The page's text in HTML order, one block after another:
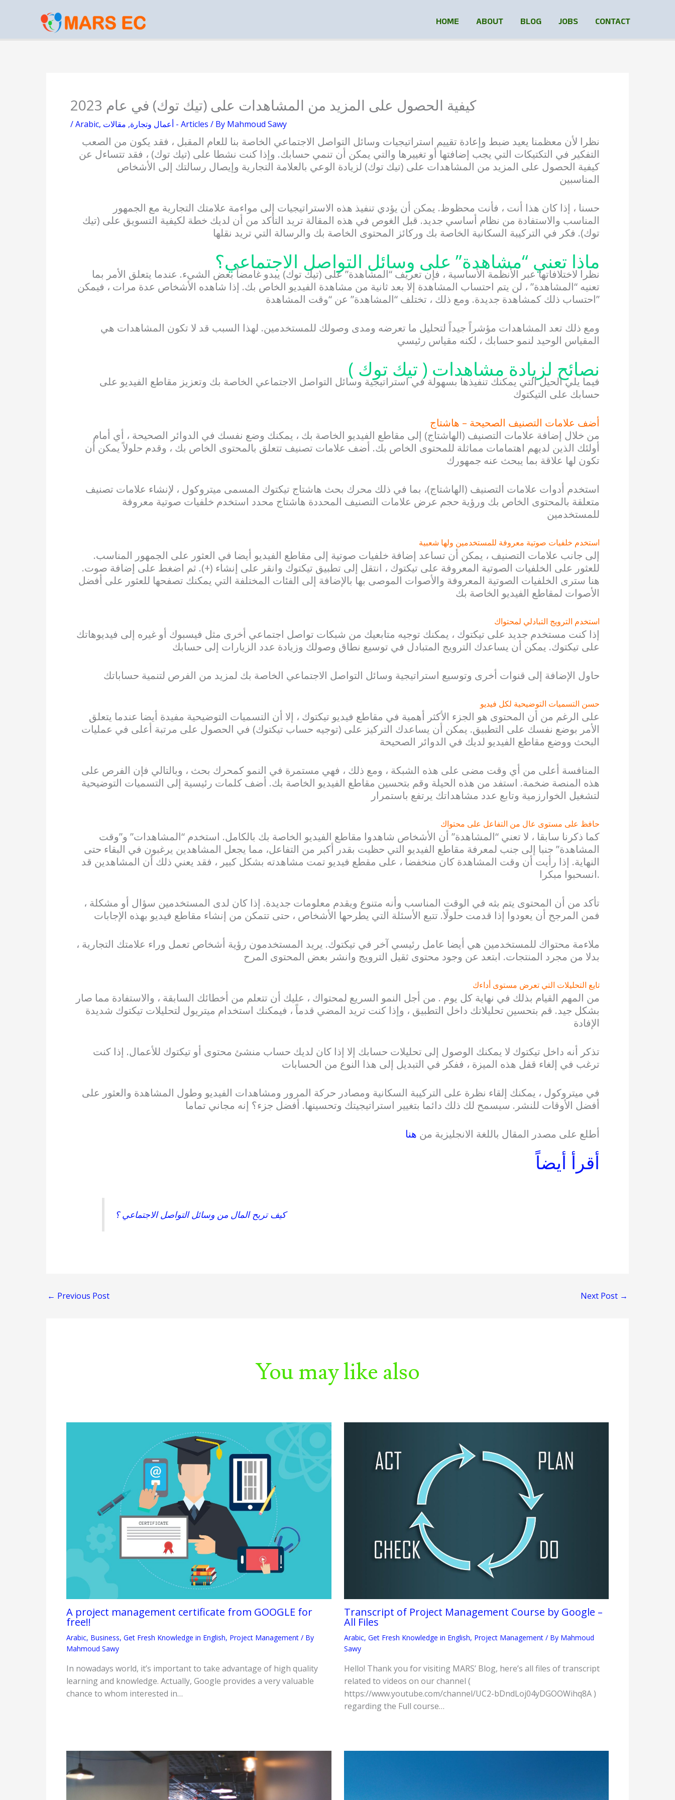
HOME ABOUT BLOG JOBS CONTACT
كيفية الحصول على المزيد من المشاهدات على (تيك توك) في عام 2023
/Arabic, أعمال وتجارة, مقالات - Articles / By Mahmoud Sawy
نظرا لأن معظمنا يعيد ضبط وإعادة تقييم استراتيجيات وسائل التواصل الاجتماعي الخاصة بنا للعام المقبل ، فقد يكون من الصعب
التفكير في التكتيكات التي يجب إضافتها أو تغييرها والتي يمكن أن تنمي حسابك. وإذا كنت نشطا على (تيك توك) ، فقد تتساءل عن
كيفية الحصول على المزيد من المشاهدات على (تيك توك) لزيادة الوعي بالعلامة التجارية وإيصال رسالتك إلى الأشخاص
المناسبين
حسنا ، إذا كان هذا أنت ، فأنت محظوظ. يمكن أن يؤدي تنفيذ هذه الاستراتيجيات إلى مواءمة علامتك التجارية مع الجمهور
المناسب والاستفادة من نظام أساسي جديد. قبل الغوص في هذه المقالة تريد التأكد من أن لديك خطة لكيفية التسويق على (تيك
توك). فكر في التركيبة السكانية الخاصة بك وركائز المحتوى الخاصة بك والرسالة التي تريد نقلها
ماذا تعني “مشاهدة” على وسائل التواصل الاجتماعي؟
نظرا لاختلافاتها عبر الأنظمة الأساسية ، فإن تعريف “المشاهدة” على (تيك توك) يبدو غامضاً بعض الشيء. عندما يتعلق الأمر بما
تعنيه “المشاهدة” ، لن يتم احتساب المشاهدة إلا بعد ثانية من مشاهدة الفيديو الخاص بك. إذا شاهده الأشخاص عدة مرات ، فيمكن
احتساب ذلك كمشاهدة جديدة. ومع ذلك ، تختلف “المشاهدة” عن “وقت المشاهدة”
ومع ذلك تعد المشاهدات مؤشراً جيداً لتحليل ما تعرضه ومدى وصولك للمستخدمين. لهذا السبب قد لا تكون المشاهدات هي
المقياس الوحيد لنمو حسابك ، لكنه مقياس رئيسي
نصائح لزيادة مشاهدات ( تيك توك )
فيما يلي الحيل التي يمكنك تنفيذها بسهولة في استراتيجية وسائل التواصل الاجتماعي الخاصة بك وتعزيز مقاطع الفيديو على
حسابك على التيكتوك
أضف علامات التصنيف الصحيحة – هاشتاج
من خلال إضافة علامات التصنيف (الهاشتاج) إلى مقاطع الفيديو الخاصة بك ، يمكنك وضع نفسك في الدوائر الصحيحة ، أي أمام
أولئك الذين لديهم اهتمامات مماثلة للمحتوى الخاص بك. أضف علامات تصنيف تتعلق بالمحتوى الخاص بك ، وقدم حلولاً يمكن أن
تكون لها علاقة بما يبحث عنه جمهورك
استخدم أدوات علامات التصنيف (الهاشتاج)، بما في ذلك محرك بحث هاشتاج تيكتوك المسمى ميتروكول ، لإنشاء علامات تصنيف
متعلقة بالمحتوى الخاص بك ورؤية حجم عرض علامات التصنيف المحددة هاشتاج محدد استخدم خلفيات صوتية معروفة
للمستخدمين
استخدم خلفيات صوتية معروفة للمستخدمين ولها شعبية
إلى جانب علامات التصنيف ، يمكن أن تساعد إضافة خلفيات صوتية إلى مقاطع الفيديو أيضا في العثور على الجمهور المناسب.
للعثور على الخلفيات الصوتية المعروفة على تيكتوك ، انتقل إلى تطبيق تيكتوك وانقر على إنشاء (+). ثم اضغط على إضافة صوت.
هنا سترى الخلفيات الصوتية المعروفة والأصوات الموصى بها بالإضافة إلى الفئات المختلفة التي يمكنك تصفحها للعثور على أفضل
الأصوات لمقاطع الفيديو الخاصة بك
استخدم الترويج التبادلي لمحتواك
إذا كنت مستخدم جديد على تيكتوك ، يمكنك توجيه متابعيك من شبكات تواصل اجتماعي أخرى مثل فيسبوك أو غيره إلى فيديوهاتك
على تيكتوك. يمكن أن يساعدك الترويج المتبادل في توسيع نطاق وصولك وزيادة عدد الزيارات إلى حسابك
حاول الإضافة إلى قنوات أخرى وتوسيع استراتيجية وسائل التواصل الاجتماعي الخاصة بك لمزيد من الفرص لتنمية حساباتك
حسن التسميات التوضيحية لكل فيديو
على الرغم من أن المحتوى هو الجزء الأكثر أهمية في مقاطع فيديو تيكتوك ، إلا أن التسميات التوضيحية مفيدة أيضا عندما يتعلق
الأمر بوضع نفسك على التطبيق. يمكن أن يساعدك التركيز على (توجيه حساب تيكتوك) في الحصول على مرتبة أعلى في عمليات
البحث ووضع مقاطع الفيديو لديك في الدوائر الصحيحة
المنافسة أعلى من أي وقت مضى على هذه الشبكة ، ومع ذلك ، فهي مستمرة في النمو كمحرك بحث ، وبالتالي فإن الفرص على
هذه المنصة ضخمة. استفد من هذه الحيلة وقم بتحسين مقاطع الفيديو الخاصة بك. أضف كلمات رئيسية إلى التسميات التوضيحية
لتشغيل الخوارزمية وتابع عدد مشاهداتك يرتفع باستمرار
حافظ على مستوى عال من التفاعل على محتواك
كما ذكرنا سابقا ، لا تعني “المشاهدة” أن الأشخاص شاهدوا مقاطع الفيديو الخاصة بك بالكامل. استخدم “المشاهدات” و”وقت
المشاهدة” جنبا إلى جنب لمعرفة مقاطع الفيديو التي حظيت بقدر أكبر من التفاعل، مما يجعل المشاهدين يرغبون في البقاء حتى
النهاية. إذا رأيت أن وقت المشاهدة كان منخفضا ، على مقطع فيديو تمت مشاهدته بشكل كبير ، فقد يعني ذلك أن المشاهدين قد
انسحبوا مبكرا.
تأكد من أن المحتوى يتم بثه في الوقت المناسب وأنه متنوع ويقدم معلومات جديدة. إذا كان لدى المستخدمين سؤال أو مشكلة ،
فمن المرجح أن يعودوا إذا قدمت حلولًا. تتبع الأسئلة التي يطرحها الأشخاص ، حتى تتمكن من إنشاء مقاطع فيديو بهذه الإجابات
ملاءمة محتواك للمستخدمين هي أيضا عامل رئيسي آخر في تيكتوك. يريد المستخدمون رؤية أشخاص تعمل وراء علامتك التجارية ،
بدلا من مجرد المنتجات. ابتعد عن وجود محتوى ثقيل الترويج وانشر بعض المحتوى المرح
تايع التحليلات التي تعرض مستوى أداءك
من المهم القيام بذلك في نهاية كل يوم . من أجل النمو السريع لمحتواك ، عليك أن تتعلم من أخطائك السابقة ، والاستفادة مما صار
بشكل جيد. قم بتحسين تحليلاتك داخل التطبيق ، وإذا كنت تريد المضي قدماً ، فيمكنك استخدام ميتريول لتحليلات تيكتوك شديدة
الإفادة
تذكر أنه داخل تيكتوك لا يمكنك الوصول إلى تحليلات حسابك إلا إذا كان لديك حساب منشئ محتوى أو تيكتوك للأعمال. إذا كنت
ترغب في إلغاء قفل هذه الميزة ، ففكر في التبديل إلى هذا النوع من الحسابات
في ميتروكول ، يمكنك إلقاء نظرة على التركيبة السكانية ومصادر حركة المرور ومشاهدات الفيديو وطول المشاهدة والعثور على
أفضل الأوقات للنشر. سيسمح لك ذلك دائما بتغيير استراتيجيتك وتحسينها. أفضل جزء؟ إنه مجاني تماما
أطلع على مصدر المقال باللغة الانجليزية من هنا
أقرأ أيضاً
كيف تربح المال من وسائل التواصل الاجتماعي ؟
← Previous Post Next Post →
You may like also
A project management certificate from GOOGLE for
free!!
Arabic, Business, Get Fresh Knowledge in English, Project Management / By
Mahmoud Sawy
In nowadays world, it’s important to take advantage of high quality
learning and knowledge. Actually, Google provides a very valuable
chance to whom interested in…
Transcript of Project Management Course by Google –
All Files
Arabic, Get Fresh Knowledge in English, Project Management/ By Mahmoud
Sawy
Hello! Thank you for visiting MARS’ Blog, here’s all files of transcript
related to videos on our channel (
https://www.youtube.com/channel/UC2-bDndLoj04yDGOOWihq8A )
regarding the Full course…